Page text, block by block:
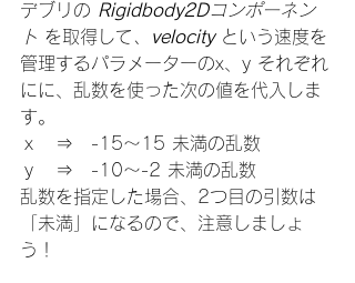
デブリの Rigidbody2Dコンポーネン
ト を取得して 、 velocity という速度を
管理するパラメーターのx、y それぞれ
にに、乱数を使った次の値を代入しま
す。
ｘ　⇒　-15～15 未満の乱数
ｙ　⇒　-10～-2 未満の乱数
乱数を指定した場合、2つ目の引数は
「未満」になるので、注意しましょ
う！